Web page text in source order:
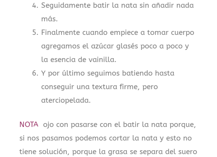
Seguidamente batir la nata sin añadir nada
más.
Finalmente cuando empiece a tomar cuerpo
agregamos el azúcar glasés poco a poco y
la esencia de vainilla.
Y por último seguimos batiendo hasta
conseguir una textura firme, pero
aterciopelada.
NOTA ojo con pasarse con el batir la nata porque,
si nos pasamos podemos cortar la nata y esto no
tiene solución, porque la grasa se separa del suero